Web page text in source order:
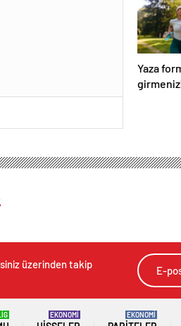
Yaza
üzerinden takip
EKONOMİ EKONOMİ